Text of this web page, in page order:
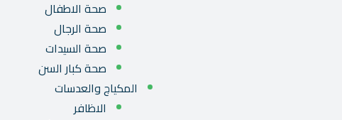
صحة الاطفال
صحة الرجال
صحة السيدات
صحة كبار السن
المكياج والعدسات
الاظافر